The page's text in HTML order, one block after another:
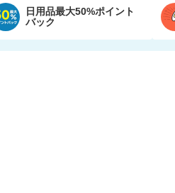
日用品最大50%ポイント
バック